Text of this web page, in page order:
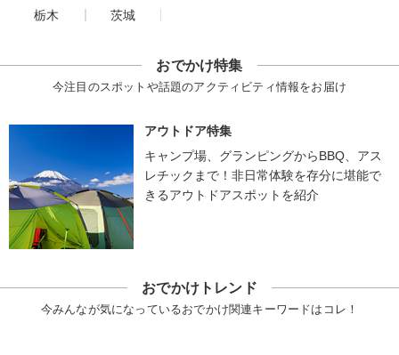
栃木
茨城
おでかけ特集
今注目のスポットや話題のアクティビティ情報をお届け
アウトドア特集
キャンプ場、グランピングからBBQ、アス
レチックまで！非日常体験を存分に堪能で
きるアウトドアスポットを紹介
おでかけトレンド
今みんなが気になっているおでかけ関連キーワードはコレ！